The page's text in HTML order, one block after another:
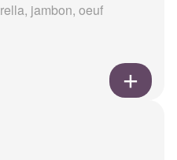
jambon, oeuf